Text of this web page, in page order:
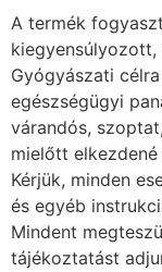
A termék
Gyógyászati
egészségügyi
várandós,
mielőtt
Kérjük, minden
és egyéb
Mindent
tájékoztatást